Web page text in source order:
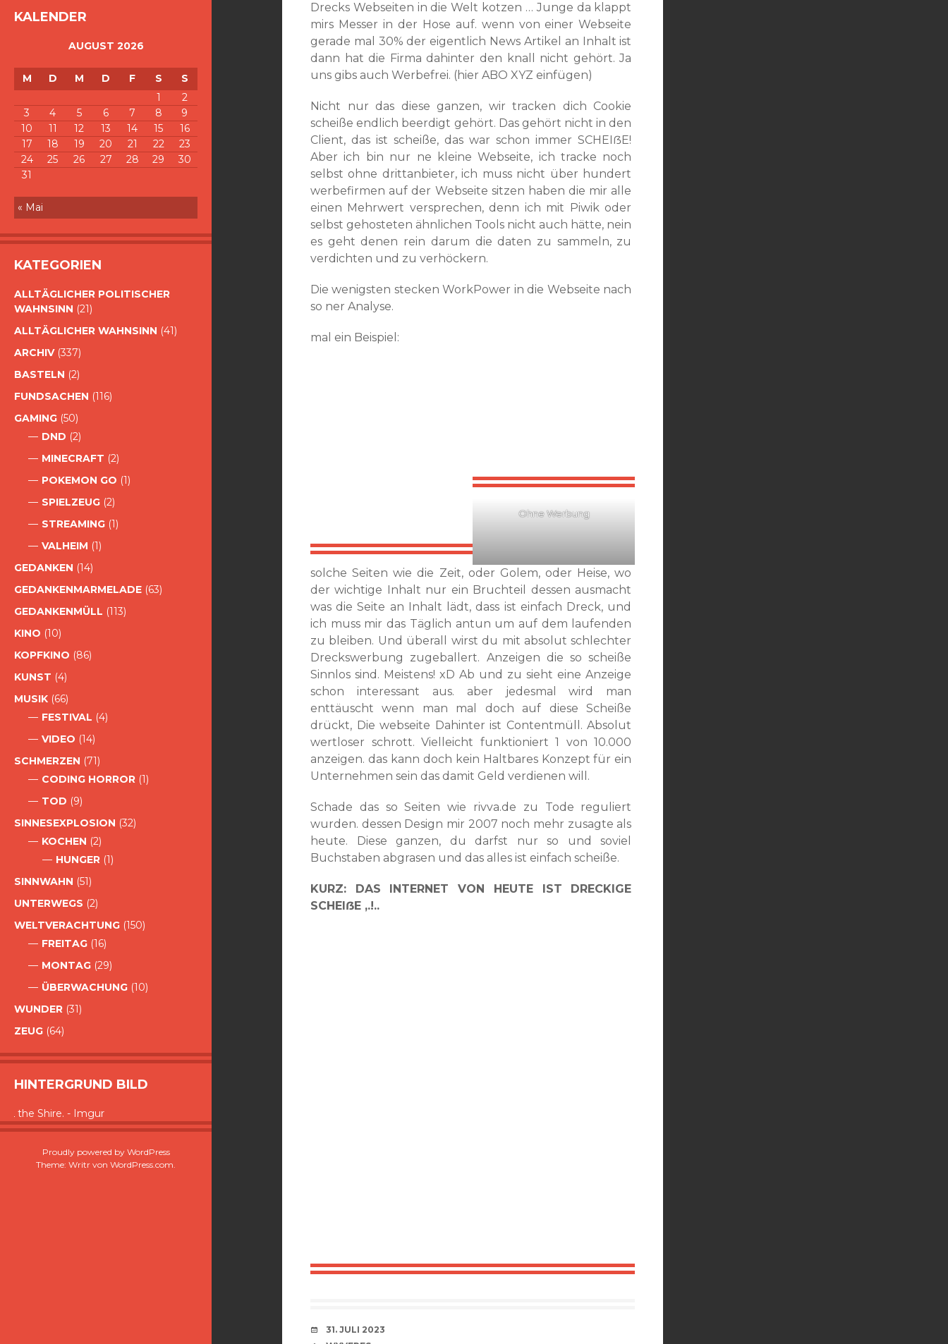
KALENDER
AUGUST 2026
M D M D F S
S
1
2
3
4 5 6 7 8
9
10
11 12 13 14 15
16
17
18 19 20 21 22
23
24
25 26 27 28 29
30
31
« Mai
KATEGORIEN
ALLTÄGLICHER POLITISCHER
WAHNSINN (21)
ALLTÄGLICHER WAHNSINN (41)
ARCHIV(337)
BASTELN (2)
FUNDSACHEN (116)
GAMING (50)
DND (2)
MINECRAFT (2)
POKEMON GO (1)
SPIELZEUG (2)
STREAMING (1)
VALHEIM (1)
GEDANKEN (14)
GEDANKENMARMELADE (63)
GEDANKENMÜLL (113)
KINO (10)
KOPFKINO (86)
KUNST (4)
MUSIK (66)
FESTIVAL (4)
VIDEO (14)
SCHMERZEN (71)
CODING HORROR (1)
TOD (9)
SINNESEXPLOSION (32)
KOCHEN (2)
HUNGER (1)
SINNWAHN (51)
UNTERWEGS (2)
WELTVERACHTUNG (150)
FREITAG (16)
MONTAG (29)
ÜBERWACHUNG (10)
WUNDER (31)
ZEUG (64)
HINTERGRUND BILD
the Shire. - Imgur
Proudly powered by WordPress
Theme: Writr von WordPress.com.
Drecks Webseiten in die Welt kotzen … Junge da klappt
mirs Messer in der Hose auf. wenn von einer Webseite
gerade mal 30% der eigentlich News Artikel an Inhalt ist
dann hat die Firma dahinter den knall nicht gehört. Ja
uns gibs auch Werbefrei. (hier ABO XYZ einfügen)
Nicht nur das diese ganzen, wir tracken dich Cookie
scheiße endlich beerdigt gehört. Das gehört nicht in den
Client, das ist scheiße, das war schon immer SCHEIẞE!
Aber ich bin nur ne kleine Webseite, ich tracke noch
selbst ohne drittanbieter, ich muss nicht über hundert
werbefirmen auf der Webseite sitzen haben die mir alle
einen Mehrwert versprechen, denn ich mit Piwik oder
selbst gehosteten ähnlichen Tools nicht auch hätte, nein
es geht denen rein darum die daten zu sammeln, zu
verdichten und zu verhöckern.
Die wenigsten stecken WorkPower in die Webseite nach
so ner Analyse.
mal ein Beispiel:
Ohne Werbung
solche Seiten wie die Zeit, oder Golem, oder Heise, wo
der wichtige Inhalt nur ein Bruchteil dessen ausmacht
was die Seite an Inhalt lädt, dass ist einfach Dreck, und
ich muss mir das Täglich antun um auf dem laufenden
zu bleiben. Und überall wirst du mit absolut schlechter
Dreckswerbung zugeballert. Anzeigen die so scheiße
Sinnlos sind. Meistens! xD Ab und zu sieht eine Anzeige
schon interessant aus. aber jedesmal wird man
enttäuscht wenn man mal doch auf diese Scheiße
drückt, Die webseite Dahinter ist Contentmüll. Absolut
wertloser schrott. Vielleicht funktioniert 1 von 10.000
anzeigen. das kann doch kein Haltbares Konzept für ein
Unternehmen sein das damit Geld verdienen will.
Schade das so Seiten wie rivva.de zu Tode reguliert
wurden. dessen Design mir 2007 noch mehr zusagte als
heute. Diese ganzen, du darfst nur so und soviel
Buchstaben abgrasen und das alles ist einfach scheiße.
KURZ: DAS INTERNET VON HEUTE IST DRECKIGE
SCHEIẞE ,.!..
VERABREDUNG
31. JULI 2023